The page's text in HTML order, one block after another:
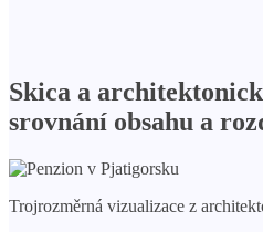
Skica a
srovnání obsahu a
Trojrozměrná vizualizace z